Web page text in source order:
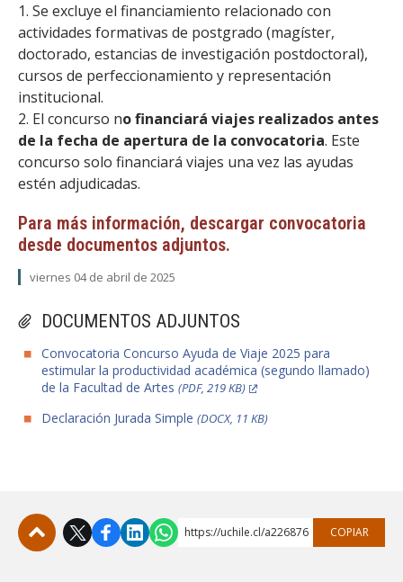
DOCUMENTOS ADJUNTOS
Convocatoria Concurso Ayuda de Viaje 2025 para
estimular la productividad académica (segundo llamado)
de la Facultad de Artes (PDF, 219 KB)
Declaración Jurada Simple (DOCX, 11 KB)
1. Se excluye el financiamiento relacionado con
actividades formativas de postgrado (magíster,
doctorado, estancias de investigación postdoctoral),
cursos de perfeccionamiento y representación
institucional.
2. El concurso no financiará viajes realizados antes
de la fecha de apertura de la convocatoria. Este
concurso solo financiará viajes una vez las ayudas
estén adjudicadas.
Para más información, descargar convocatoria
desde documentos adjuntos.
viernes 04 de abril de 2025
https://uchile.cl/a226876 COPIAR